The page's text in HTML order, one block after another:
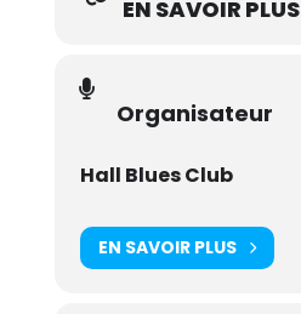
EN SAVOIR PLUS
Organisateur
Hall Blues Club
EN SAVOIR PLUS